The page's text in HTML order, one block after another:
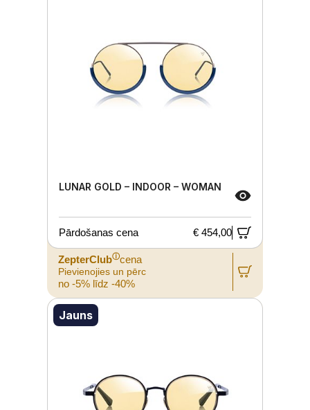
LUNAR GOLD – INDOOR – WOMAN
Pārdošanas cena € 454,00
ZepterClubⓘcena
Pievienojies un pērc
no -5% līdz -40%
Jauns